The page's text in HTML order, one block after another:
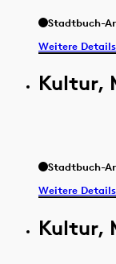
Stadtbuch-
Weitere
Kultur,
Stadtbuch-
Weitere
Kultur,